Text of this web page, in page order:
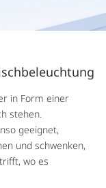
in Form einer
stehen.
geeignet,
und schwenken,
wo es